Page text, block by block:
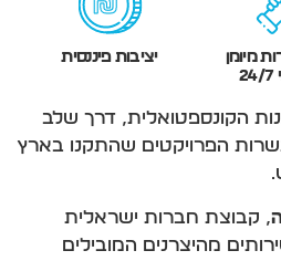
מיומן
יציבות פיננסית
הקונספטואלית, דרך שלב
הפרויקטים שהתקנו בארץ
, קבוצת חברות ישראלית
מהיצרנים המובילים